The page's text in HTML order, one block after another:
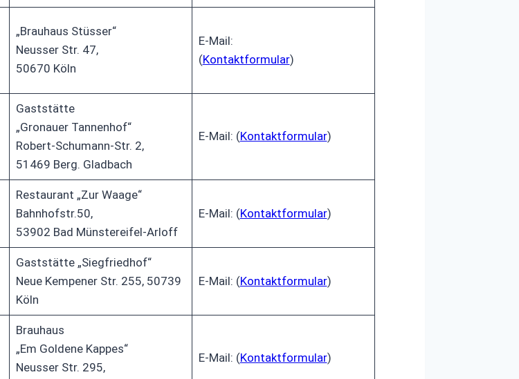
„Brauhaus Stüsser“
Neusser Str. 47,
50670 Köln
E-Mail:
(Kontaktformular)
Gaststätte
„Gronauer Tannenhof“
Robert-Schumann-Str. 2,
51469 Berg. Gladbach
E-Mail: (Kontaktformular)
Restaurant „Zur Waage“
Bahnhofstr.50,
53902 Bad Münstereifel-Arloff
E-Mail: (Kontaktformular)
Gaststätte „Siegfriedhof“
Neue Kempener Str. 255, 50739
Köln
E-Mail: (Kontaktformular)
Brauhaus
„Em Goldene Kappes“
Neusser Str. 295,
E-Mail: (Kontaktformular)